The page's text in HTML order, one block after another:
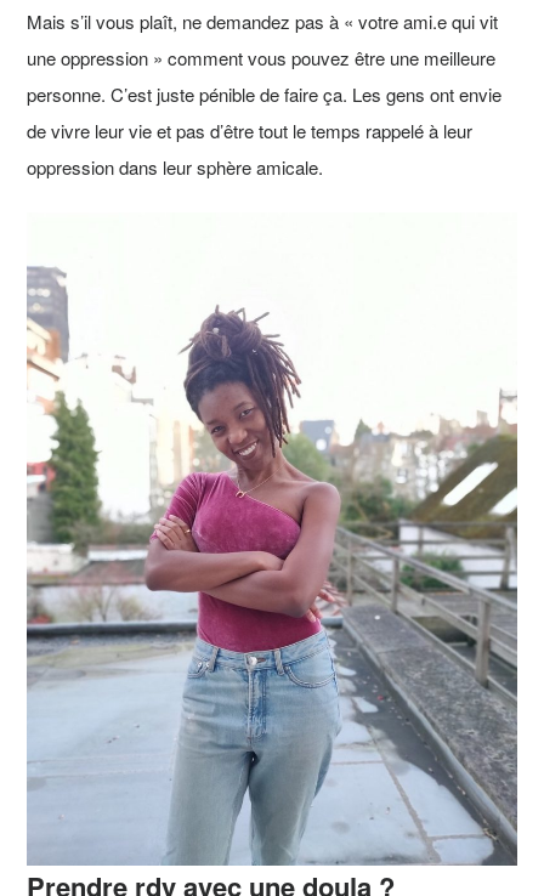
Mais s’il vous plaît, ne demandez pas à « votre ami.e qui vit
une oppression » comment vous pouvez être une meilleure
personne. C’est juste pénible de faire ça. Les gens ont envie
de vivre leur vie et pas d’être tout le temps rappelé à leur
oppression dans leur sphère amicale.
Prendre rdv avec une doula ?